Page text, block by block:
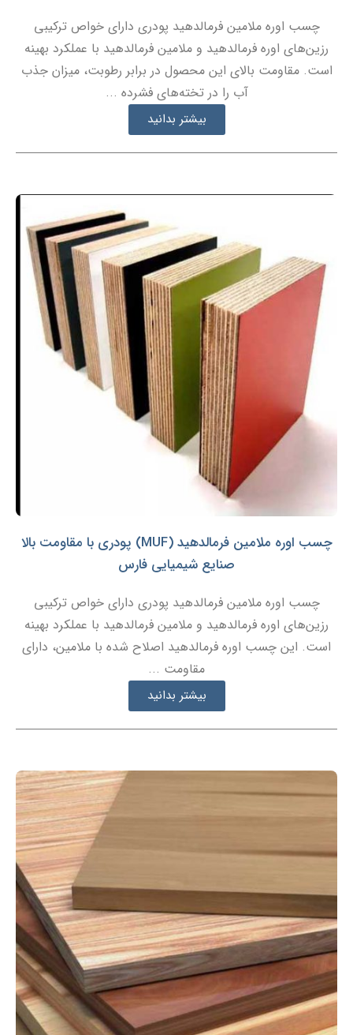
چسب اوره ملامین فرمالدهید پودری دارای خواص ترکیبی
رزین‌های اوره فرمالدهید و ملامین فرمالدهید با عملکرد بهینه
است. مقاومت بالای این محصول در برابر رطوبت، میزان جذب
آب را در تخته‌های فشرده ...
بیشتر بدانید
چسب اوره ملامین فرمالدهید (MUF) پودری با مقاومت بالا
صنایع شیمیایی فارس
چسب اوره ملامین فرمالدهید پودری دارای خواص ترکیبی
رزین‌های اوره فرمالدهید و ملامین فرمالدهید با عملکرد بهینه
است. این چسب اوره فرمالدهید اصلاح شده با ملامین، دارای
مقاومت ...
بیشتر بدانید